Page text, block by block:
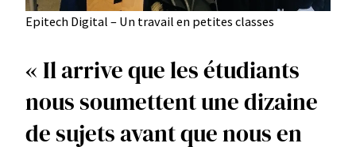
Epitech Digital – Un travail en petites classes
« Il arrive que les étudiants
nous soumettent une dizaine
de sujets avant que nous en